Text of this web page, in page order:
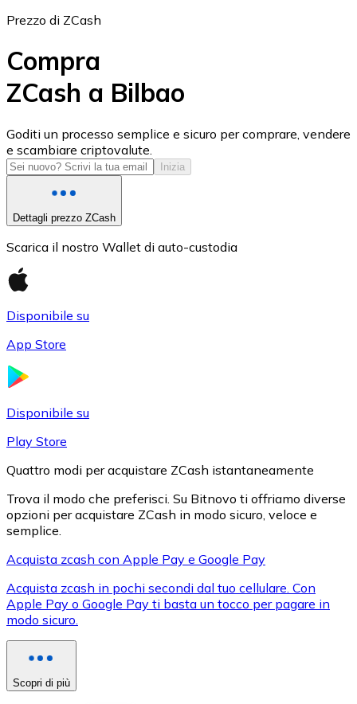
USD Coin
USDC
XRP
XRP
Vedi tutto
Prezzo di ZCash
Compra
ZCash a Bilbao
Goditi un processo semplice e sicuro per comprare, vendere
e scambiare criptovalute.
Inizia
Dettagli prezzo ZCash
Scarica il nostro Wallet di auto-custodia
Disponibile su
App Store
Disponibile su
Play Store
Quattro modi per acquistare ZCash istantaneamente
Trova il modo che preferisci. Su Bitnovo ti offriamo diverse
opzioni per acquistare ZCash in modo sicuro, veloce e
semplice.
Acquista zcash con Apple Pay e Google Pay
Acquista zcash in pochi secondi dal tuo cellulare. Con
Apple Pay o Google Pay ti basta un tocco per pagare in
modo sicuro.
Scopri di più